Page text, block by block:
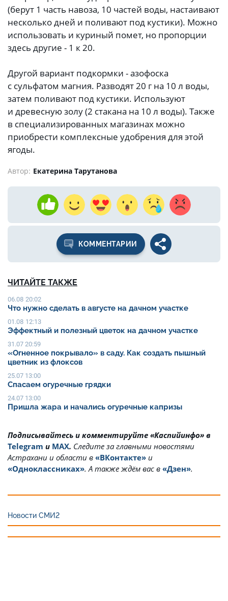
(берут 1 часть навоза, 10 частей воды, настаивают
несколько дней и поливают под кустики). Можно
использовать и куриный помет, но пропорции
здесь другие - 1 к 20.
Другой вариант подкормки - азофоска
с сульфатом магния. Разводят 20 г на 10 л воды,
затем поливают под кустики. Используют
и древесную золу (2 стакана на 10 л воды). Также
в специализированных магазинах можно
приобрести комплексные удобрения для этой
ягоды.
Автор: Екатерина Тарутанова
КОММЕНТАРИИ
ЧИТАЙТЕ ТАКЖЕ
06.08 20:02
Что нужно сделать в августе на дачном участке
01.08 12:13
Эффектный и полезный цветок на дачном участке
31.07 20:59
«Огненное покрывало» в саду. Как создать пышный
цветник из флоксов
25.07 13:00
Спасаем огуречные грядки
24.07 13:00
Пришла жара и начались огуречные капризы
Подписывайтесь и комментируйте «Каспийинфо» в
Telegram и MAX. Cледите за главными новостями
Астрахани и области в «ВКонтакте» и
«Одноклассниках». А также ждём вас в «Дзен».
Новости СМИ2